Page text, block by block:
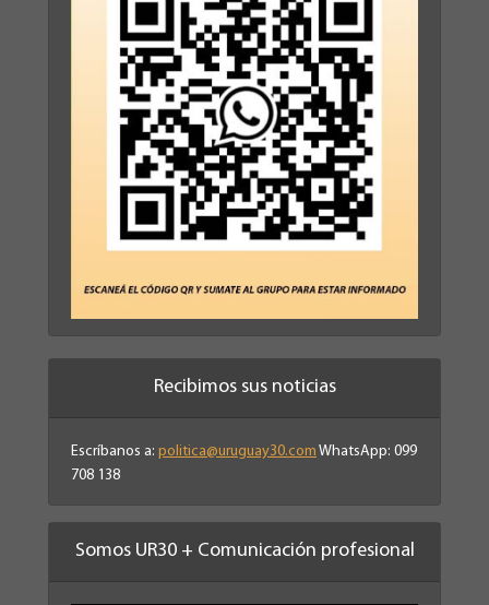
Recibimos sus noticias
Escríbanos a: politica@uruguay30.com WhatsApp: 099
708 138
Somos UR30 + Comunicación profesional